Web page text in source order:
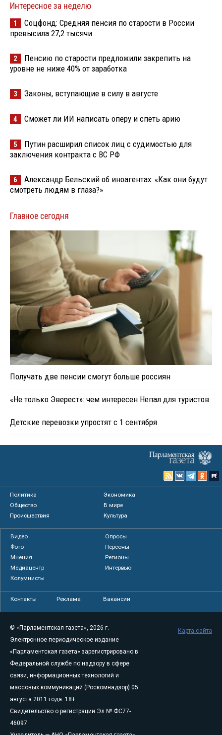
Интересное за неделю
1
Соцфонд: Средняя пенсия по старости в России
превысила 27,2 тысячи
2
Пенсию по старости предложили закрепить на
уровне не ниже 40% от заработка
3 Законы, вступающие в силу в августе
4 Сможет ли ИИ написать оперу и спеть арию
5
Путин расширил список лиц с судимостью для
заключения контракта с ВС РФ
6
Александр Бельский об иноагентах: «Как они будут
смотреть людям в глаза?»
Главное сегодня
Получать две пенсии смогут больше россиян
«Не только Эверест»: чем интересен Непал для туристов
Детские перевозки упростят с 1 сентября
Политика
Экономика
Общество
В мире
Происшествия
Культура
Видео
Опросы
Фото
Персоны
Мнения
Регионы
Медиацентр
Интервью
Колумнисты
Контакты Реклама Вакансии
© «Парламентская газета», 2026 г.
Электронное периодическое издание
«Парламентская газета» зарегистрировано в
Федеральной службе по надзору в сфере
связи, информационных технологий и
массовых коммуникаций (Роскомнадзор) 05
августа 2011 года. 18+
Свидетельство о регистрации Эл № ФС77-
46097
Карта сайта